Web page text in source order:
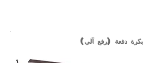
بكرة دفعة (رفع آلي)